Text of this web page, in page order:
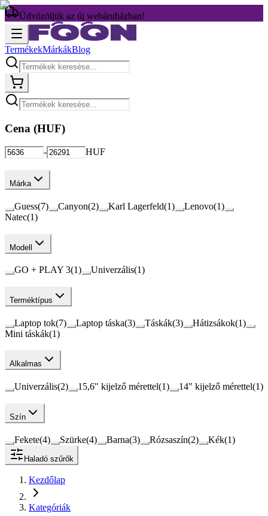
Üdvözöljük az új webáruházban!
TermékekMárkákBlog
Cena (HUF)
- HUF
Márka
Guess(7) Canyon(2) Karl Lagerfeld(1) Lenovo(1)
Natec(1)
Modell
GO + PLAY 3(1) Univerzális(1)
Terméktípus
Laptop tok(7) Laptop táska(3) Táskák(3) Hátizsákok(1)
Mini táskák(1)
Alkalmas
Univerzális(2) 15,6" kijelző mérettel(1) 14" kijelző mérettel(1)
Szín
Fekete(4) Szürke(4) Barna(3) Rózsaszín(2) Kék(1)
Haladó szűrők
Kezdőlap
Kategóriák